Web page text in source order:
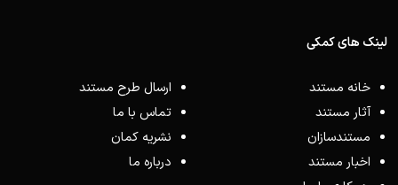
لینک های کمکی
خانه مستند
آثار مستند
مستندسازان
اخبار مستند
ارسال طرح مستند
تماس با ما
نشریه کمان
درباره ما